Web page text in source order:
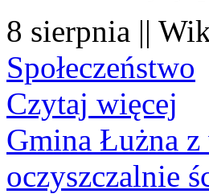
8 sierpnia ||
Społeczeństwo
Czytaj więcej
Gmina Łużna z
oczyszczalnie